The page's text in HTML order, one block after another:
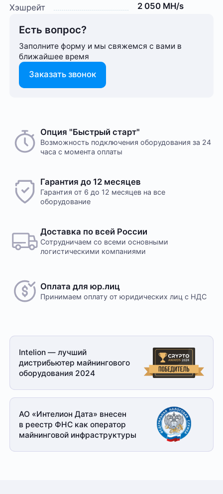
Хэшрейт
2 050 MH/s
Есть вопрос?
Заполните форму и мы свяжемся с вами в
ближайшее время
Заказать звонок
Опция "Быстрый старт"
Возможность подключения оборудования за 24
часа с момента оплаты
Гарантия до 12 месяцев
Гарантия от 6 до 12 месяцев на все
оборудование
Доставка по всей России
Сотрудничаем со всеми основными
логистическими компаниями
Оплата для юр.лиц
Принимаем оплату от юридических лиц с НДС
Intelion — лучший
дистрибьютер майнингового
оборудования 2024
АО «Интелион Дата» внесен
в реестр ФНС как оператор
майнинговой инфраструктуры